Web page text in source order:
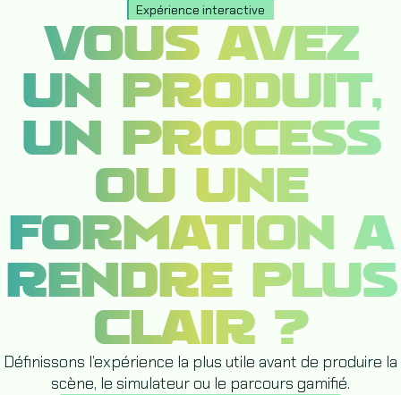
Expérience interactive
VOUS AVEZ
UN PRODUIT,
UN PROCESS
OU UNE
FORMATION À
RENDRE PLUS
CLAIR ?
Définissons l’expérience la plus utile avant de produire la
scène, le simulateur ou le parcours gamifié.